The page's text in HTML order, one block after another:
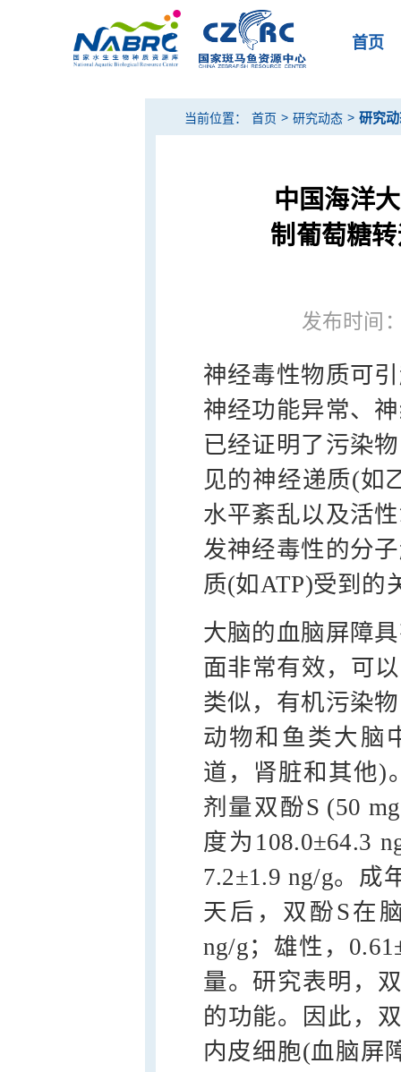
首页
当前位置： 首页 > 研究动态 > 研究
中国海洋
制葡萄糖
发布时间
神经毒性物质可
神经功能异常、
已经证明了污染
见的神经递质(如
水平紊乱以及活
发神经毒性的分
质(如ATP)受到的
大脑的血脑屏障
面非常有效，可
类似，有机污染
动物和鱼类大脑
道，肾脏和其他)
剂量双酚S (50
度为108.0±64.3
7.2±1.9 ng/g。成
天后，双酚S在
ng/g；雄性，
量。研究表明，
的功能。因此，
内皮细胞(血脑屏